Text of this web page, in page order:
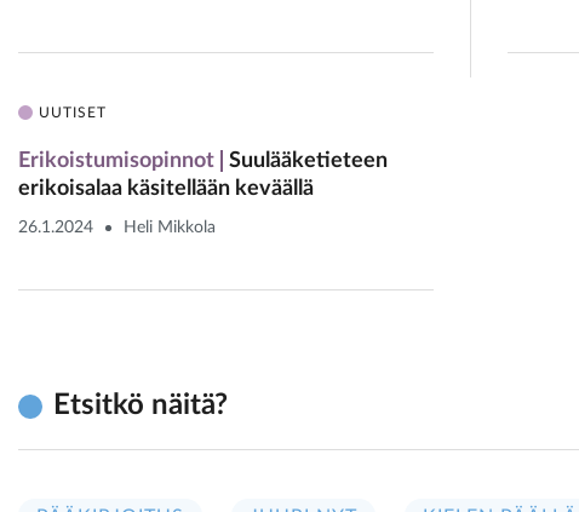
UUTISET
Erikoistumisopinnot
Suulääketieteen
erikoisalaa­ käsitellään keväällä
26.1.2024 Heli Mikkola
Etsitkö näitä?